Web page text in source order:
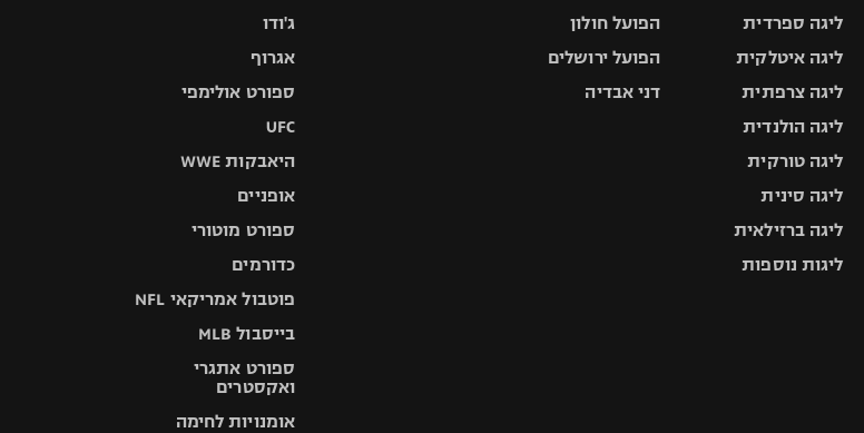
ליגה ספרדית
ליגה איטלקית
ליגה צרפתית
ליגה הולנדית
ליגה טורקית
ליגה סינית
ליגה ברזילאית
ליגות נוספות
הפועל חולון
הפועל ירושלים
דני אבדיה
ג'ודו
אגרוף
ספורט אולימפי
UFC
היאבקות WWE
אופניים
ספורט מוטורי
כדורמים
פוטבול אמריקאי NFL
בייסבול MLB
ספורט אתגרי
ואקסטרים
אומנויות לחימה